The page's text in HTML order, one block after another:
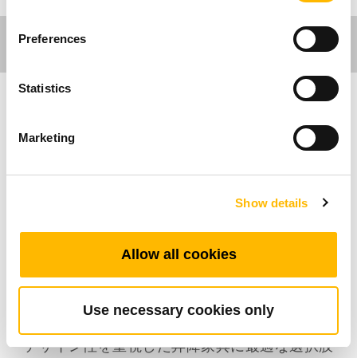
Preferences
Statistics
Marketing
Show details
Allow all cookies
Use necessary cookies only
Ergo Motion
インラインアクチュエータ（TA20）を内蔵して
モーターハウジングを必要としない設計のた
め、TL20Sは人間工学に基づいた家具用途に最
適です。
また、すっきりとした外観を実現すると同時
デザイン性を重視した昇降家具に最適な選択肢